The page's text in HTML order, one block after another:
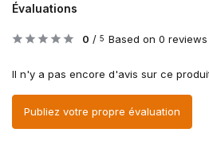
Évaluations
0 / 5 Based on 0 reviews
Il n'y a pas encore d'avis sur ce
Publiez votre propre évaluation